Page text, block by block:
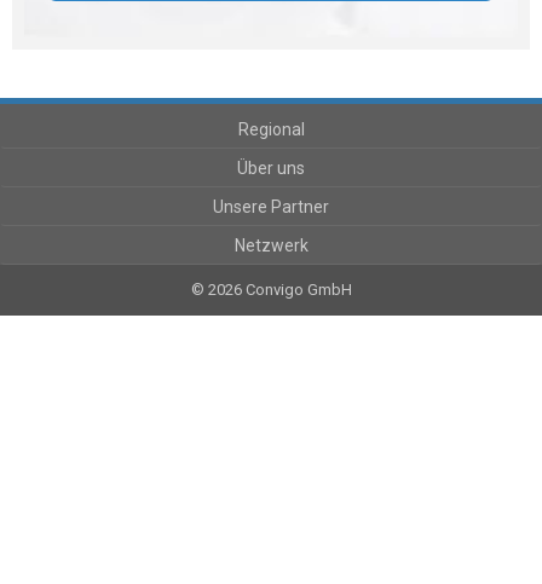
Regional
Über uns
Unsere Partner
Netzwerk
© 2026 Convigo GmbH